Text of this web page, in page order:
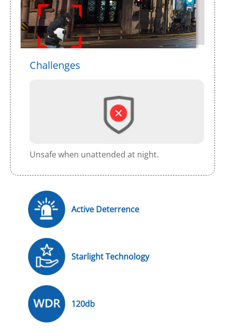
Challenges
Unsafe when unattended at night.
Active Deterrence
Starlight Technology
120db